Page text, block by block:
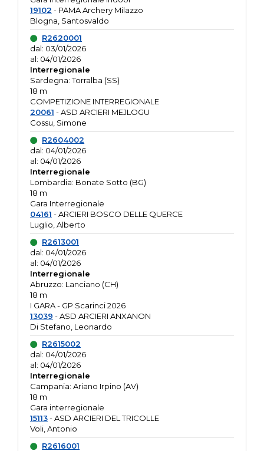
19102 - PAMA Archery Milazzo
Blogna, Santosvaldo
R2620001
dal: 03/01/2026
al: 04/01/2026
Interregionale
Sardegna: Torralba (SS)
18 m
COMPETIZIONE INTERREGIONALE
20061 - ASD ARCIERI MEJLOGU
Cossu, Simone
R2604002
dal: 04/01/2026
al: 04/01/2026
Interregionale
Lombardia: Bonate Sotto (BG)
18 m
Gara Interregionale
04161 - ARCIERI BOSCO DELLE QUERCE
Luglio, Alberto
R2613001
dal: 04/01/2026
al: 04/01/2026
Interregionale
Abruzzo: Lanciano (CH)
18 m
I GARA - GP Scarinci 2026
13039 - ASD ARCIERI ANXANON
Di Stefano, Leonardo
R2615002
dal: 04/01/2026
al: 04/01/2026
Interregionale
Campania: Ariano Irpino (AV)
18 m
Gara interregionale
15113- ASD ARCIERI DEL TRICOLLE
Voli, Antonio
R2616001